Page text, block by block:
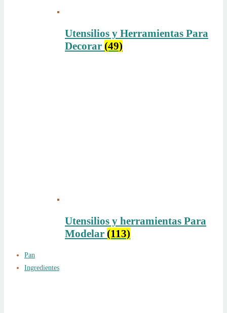
Utensilios y Herramientas Para
Decorar (49)
Utensilios y herramientas Para
Modelar (113)
Pan
Ingredientes